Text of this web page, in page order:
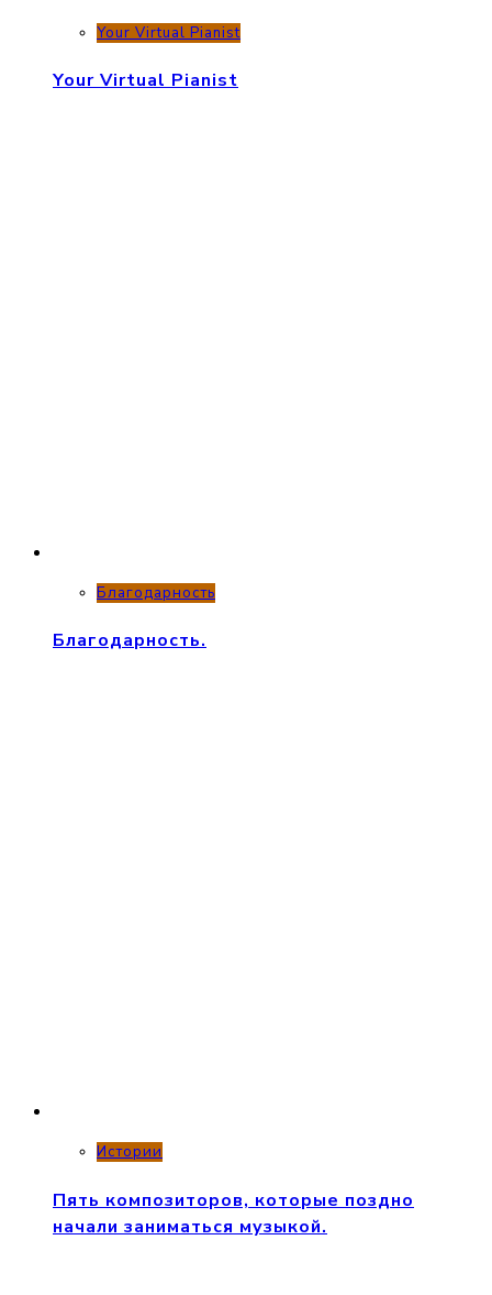
Your Virtual Pianist
Your Virtual Pianist
Благодарность
Благодарность.
Истории
Пять композиторов, которые поздно
начали заниматься музыкой.